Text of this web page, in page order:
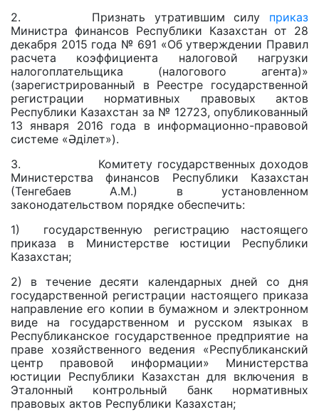
2. Признать утратившим силу приказ
Министра финансов Республики Казахстан от 28
декабря 2015 года № 691 «Об утверждении Правил
расчета коэффициента налоговой нагрузки
налогоплательщика (налогового агента)»
(зарегистрированный в Реестре государственной
регистрации нормативных правовых актов
Республики Казахстан за № 12723, опубликованный
13 января 2016 года в информационно-правовой
системе «Әділет»).
3. Комитету государственных доходов
Министерства финансов Республики Казахстан
(Тенгебаев А.М.) в установленном
законодательством порядке обеспечить:
1) государственную регистрацию настоящего
приказа в Министерстве юстиции Республики
Казахстан;
2) в течение десяти календарных дней со дня
государственной регистрации настоящего приказа
направление его копии в бумажном и электронном
виде на государственном и русском языках в
Республиканское государственное предприятие на
праве хозяйственного ведения «Республиканский
центр правовой информации» Министерства
юстиции Республики Казахстан для включения в
Эталонный контрольный банк нормативных
правовых актов Республики Казахстан;